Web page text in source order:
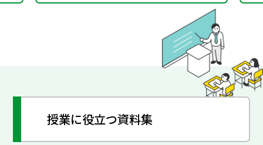
授業に役立つ資料集